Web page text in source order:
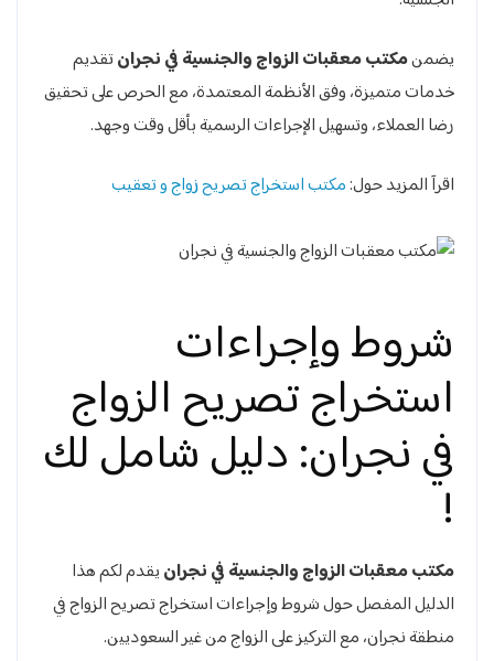
يضمنمكتب معقبات الزواج والجنسية في نجرانتقديم
خدمات متميزة، وفق الأنظمة المعتمدة، مع الحرص على تحقيق
رضا العملاء، وتسهيل الإجراءات الرسمية بأقل وقت وجهد.
اقرآ المزيد حول:مكتب استخراج تصريح زواج و تعقيب
شروط وإجراءات
استخراج تصريح الزواج
في نجران: دليل شامل لك
!
مكتب معقبات الزواج والجنسية في نجرانيقدم لكم هذا
الدليل المفصل حول شروط وإجراءات استخراج تصريح الزواج في
منطقة نجران، مع التركيز على الزواج من غير السعوديين.